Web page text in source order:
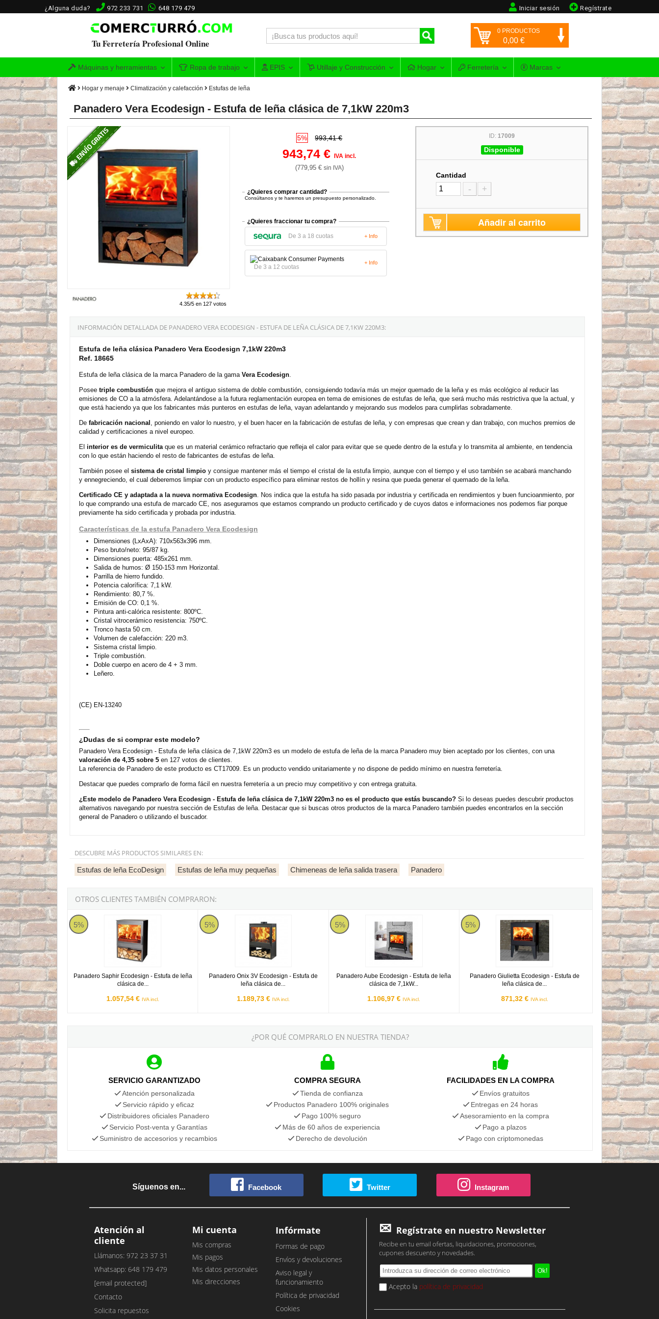
¿Alguna duda? 972 233 731 648 179 479 Regístrate
Iniciar sesión
Tu Ferretería Profesional Online
0 PRODUCTOS
0,00 €
Máquinas y herramientas Ropa de trabajo EPIS Utillaje y Construcción Hogar Ferretería Marcas
Hogar y menaje Climatización y calefacción Estufas de leña
Panadero Vera Ecodesign - Estufa de leña clásica de 7,1kW 220m3
4.35/5 en 127 votos
5% 993,41 €
943,74 €IVA incl.
(779,95 € sin IVA)
¿Quieres comprar cantidad?
Consúltanos y te haremos un presupuesto personalizado.
¿Quieres fraccionar tu compra?
De 3 a 18 cuotas + Info
De 3 a 12 cuotas
+ Info
ID: 17009
Disponible
Cantidad
- +
Añadir al carrito
INFORMACIÓN DETALLADA DE PANADERO VERA ECODESIGN - ESTUFA DE LEÑA CLÁSICA DE 7,1KW 220M3:
Estufa de leña clásica Panadero Vera Ecodesign 7,1kW 220m3
Ref. 18665
Estufa de leña clásica de la marca Panadero de la gama Vera Ecodesign
Posee triple combustión que mejora el antiguo sistema de doble combustión, consiguiendo todavía más un mejor quemado de la leña y es más ecológico al reducir las
emisiones de CO a la atmósfera. Adelantándose a la futura reglamentación europea en tema de emisiones de estufas de leña, que será mucho más restrictiva que la actual, y
que está haciendo ya que los fabricantes más punteros en estufas de leña, vayan adelantando y mejorando sus modelos para cumplirlas sobradamente.
De fabricación nacional , poniendo en valor lo nuestro, y el buen hacer en la fabricación de estufas de leña, y con empresas que crean y dan trabajo, con muchos premios de
calidad y certificaciones a nivel europeo.
El interior es de vermiculita que es un material cerámico refractario que refleja el calor para evitar que se quede dentro de la estufa y lo transmita al ambiente, en tendencia
con lo que están haciendo el resto de fabricantes de estufas de leña.
También posee el sistema de cristal limpio y consigue mantener más el tiempo el cristal de la estufa limpio, aunque con el tiempo y el uso también se acabará manchando
y ennegreciendo, el cual deberemos limpiar con un producto específico para eliminar restos de hollín y resina que pueda generar el quemado de la leña.
Certificado CE y adaptada a la nueva normativa Ecodesign . Nos indica que la estufa ha sido pasada por industria y certificada en rendimientos y buen funcioanmiento, por
lo que comprando una estufa de marcado CE, nos aseguramos que estamos comprando un producto certificado y de cuyos datos e informaciones nos podemos fiar porque
previamente ha sido certificada y probada por industria.
Características de la estufa Panadero Vera Ecodesign
Dimensiones (LxAxA): 710x563x396 mm.
Peso bruto/neto: 95/87 kg.
Dimensiones puerta: 485x261 mm.
Salida de humos: Ø 150-153 mm Horizontal.
Parrilla de hierro fundido.
Potencia calorífica: 7,1 kW.
Rendimiento: 80,7 %.
Emisión de CO: 0,1 %.
Pintura anti-calórica resistente: 800ºC.
Cristal vitrocerámico resistencia: 750ºC.
Tronco hasta 50 cm.
Volumen de calefacción: 220 m3.
Sistema cristal limpio.
Triple combustión.
Doble cuerpo en acero de 4 + 3 mm.
Leñero.
(CE) EN-13240
¿Dudas de si comprar este modelo?
Panadero Vera Ecodesign - Estufa de leña clásica de 7,1kW 220m3 es un modelo de estufa de leña de la marca Panadero muy bien aceptado por los clientes, con una
valoración de 4,35 sobre 5 en 127 votos de clientes.
La referencia de Panadero de este producto es CT17009. Es un producto vendido unitariamente y no dispone de pedido mínimo en nuestra ferretería.
Destacar que puedes comprarlo de forma fácil en nuestra ferretería a un precio muy competitivo y con entrega gratuita.
¿Este modelo de Panadero Vera Ecodesign - Estufa de leña clásica de 7,1kW 220m3 no es el producto que estás buscando? Si lo deseas puedes descubrir productos
alternativos navegando por nuestra sección de Estufas de leña. Destacar que si buscas otros productos de la marca Panadero también puedes encontrarlos en la sección
general de Panadero o utilizando el buscador.
DESCUBRE MÁS PRODUCTOS SIMILARES EN:
Estufas de leña EcoDesign Estufas de leña muy pequeñas Chimeneas de leña salida trasera Panadero
OTROS CLIENTES TAMBIÉN COMPRARON:
5%
Panadero Saphir Ecodesign - Estufa de leña
clásica de...
1.057,54 € IVA incl.
Panadero Saphir Ecodesign - Estufa de leña clásica de 7,1kW 220m3
5%
Panadero Onix 3V Ecodesign - Estufa de
leña clásica de...
1.189,73 € IVA incl.
Panadero Onix 3V Ecodesign - Estufa de leña clásica de 7,1kW 220m3
5%
Panadero Aube Ecodesign - Estufa de leña
clásica de 7,1kW...
1.106,97 € IVA incl.
Panadero Aube Ecodesign - Estufa de leña clásica de 7,1kW 220m3
5%
Panadero Giulietta Ecodesign - Estufa de
leña clásica de...
871,32 € IVA incl.
Panadero Giulietta Ecodesign - Estufa de leña clásica de
¿POR QUÉ COMPRARLO EN NUESTRA TIENDA?
SERVICIO GARANTIZADO
Atención personalizada
Servicio rápido y eficaz
Distribuidores oficiales Panadero
Servicio Post-venta y Garantías
Suministro de accesorios y recambios
COMPRA SEGURA
Tienda de confianza
Productos Panadero 100% originales
Pago 100% seguro
Más de 60 años de experiencia
Derecho de devolución
FACILIDADES EN LA COMPRA
Envíos gratuitos
Entregas en 24 horas
Asesoramiento en la compra
Pago a plazos
Pago con criptomonedas
Síguenos en... Facebook Twitter Instagram
Atención al
cliente
Llámanos: 972 23 37 31
Whatsapp: 648 179 479
[email protected]
Contacto
Solicita repuestos
Mi cuenta
Mis compras
Mis pagos
Mis datos personales
Mis direcciones
Infórmate
Formas de pago
Envíos y devoluciones
Aviso legal y
funcionamiento
Política de privacidad
Cookies
Regístrate en nuestro Newsletter
Recibe en tu email ofertas, liquidaciones, promociones,
cupones descuento y novedades.
Acepto la política de privacidad